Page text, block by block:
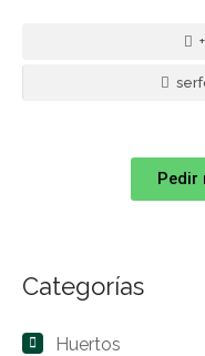
Pedir
Categorías
Huertos